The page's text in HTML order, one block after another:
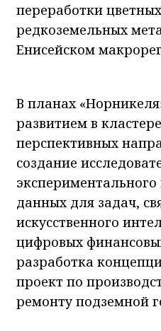
переработки
редкоземельных
Енисейском
В планах
развитием в
перспективных
создание
данных для задач,
искусственного
цифровых
разработка
проект по
ремонту подземной